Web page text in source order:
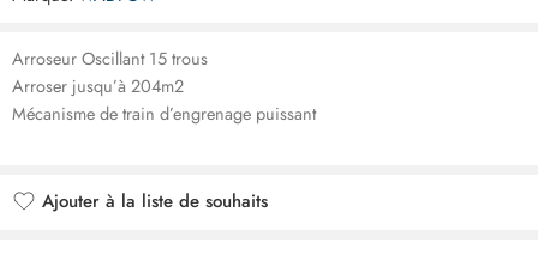
Arroseur Oscillant 15 trous
Arroser jusqu’à 204m2
Mécanisme de train d’engrenage puissant
Ajouter à la liste de souhaits